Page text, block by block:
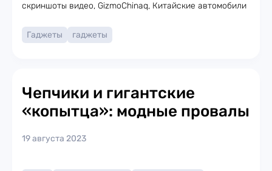
скриншоты видео, GizmoChinaq, Китайские автомобили
Гаджеты гаджеты
Чепчики и гигантские
«копытца»: модные провалы
19 августа 2023